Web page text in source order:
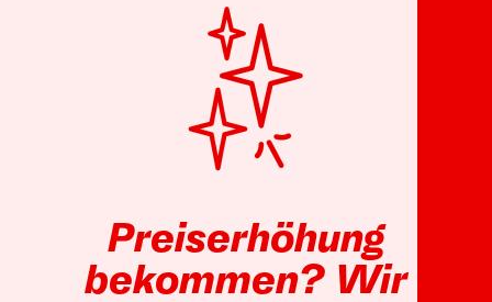
Preiserhöhung
bekommen? Wir